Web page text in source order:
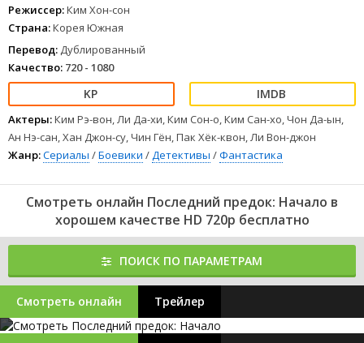
Режиссер:Ким Хон-сон
Страна:Корея Южная
Перевод: Дублированный
Качество: 720 - 1080
Актеры:Ким Рэ-вон, Ли Да-хи, Ким Сон-о, Ким Сан-хо, Чон Да-ын,
Ан Нэ-сан, Хан Джон-су, Чин Гён, Пак Хёк-квон, Ли Вон-джон
Жанр:Сериалы /Боевики /Детективы /Фантастика
Смотреть онлайн Последний предок: Начало в
хорошем качестве HD 720p бесплатно
ПОИСК ПО ПАРАМЕТРАМ
Смотреть онлайн Трейлер